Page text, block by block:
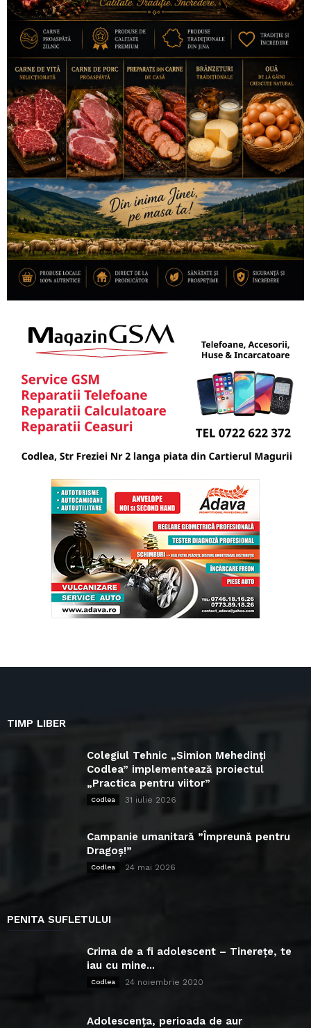
TIMP LIBER
Colegiul Tehnic „Simion Mehedinți
Codlea” implementează proiectul
„Practica pentru viitor”
Codlea 31 iulie 2026
Campanie umanitară ”Împreună pentru
Dragoș!”
Codlea 24 mai 2026
PENITA SUFLETULUI
Crima de a fi adolescent – Tinerețe, te
iau cu mine...
Codlea 24 noiembrie 2020
Adolescența, perioada de aur